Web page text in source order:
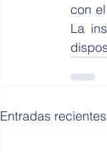
con
La
Entradas recientes